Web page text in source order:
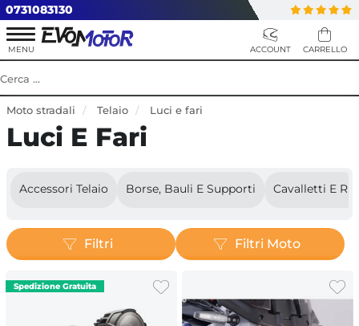
0731083130
Moto stradali Telaio Luci e fari
Luci E Fari
Accessori Telaio Borse, Bauli E Supporti Cavalletti E
Filtri Filtri Moto